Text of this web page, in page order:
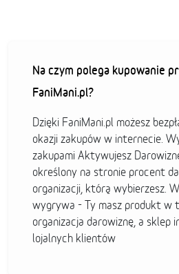
Na czym polega kupowanie
FaniMani.pl?
Dzięki FaniMani.pl możesz
okazji zakupów w internecie.
zakupami Aktywujesz
określony na stronie procent
organizacji, którą wybierzesz.
wygrywa - Ty masz produkt w
organizacja darowiznę, a sklep
lojalnych klientów